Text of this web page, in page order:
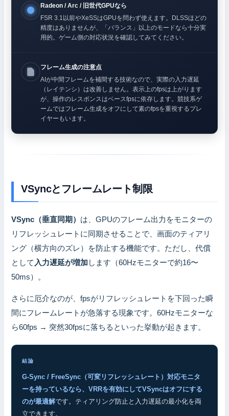
Radeon / Arc / 旧世代GPUなら
FSR 3.1以前やXeSSはGPUを問わず使えます。DLSSほどの
精度はありませんが、「バランス」以上のモードなら十分実
用的。ゲーム側の対応状況を確認してみてください。
フレーム生成の注意点
AIが中間フレームを補間する技術なので、実際の入力遅延
（レイテンシ）は改善しません。表示上のfpsは上がります
が、操作のレスポンスはベースfpsに依存します。競技系ゲ
ームではフレーム生成をオフにして素のfpsを重視するプレ
イヤーもいます。
VSyncとフレームレート制限
VSync（垂直同期） は、GPUのフレーム出力をモニターの
リフレッシュレートに同期させることで、画面のティアリ
ング（横方向のズレ）を防止する機能です。ただし、代償
として 入力遅延が増加 します（60Hzモニターで約16〜
50ms）。
さらに厄介なのが、fpsがリフレッシュレートを下回った瞬
間にフレームレートが急落する現象です。60Hzモニターな
ら60fps → 突然30fpsに落ちるといった挙動が起きます。
結論
G-Sync / FreeSync（可変リフレッシュレート）対応モニタ
ーを持っているなら、VRRを有効にしてVSyncはオフにする
のが最適解です。ティアリング防止と入力遅延の最小化を両
立できます。